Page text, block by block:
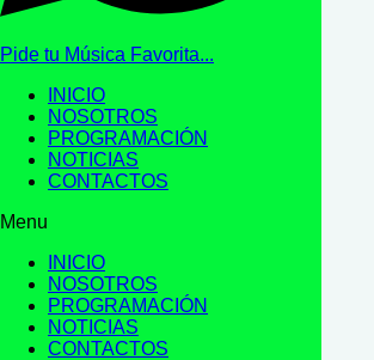
Pide tu Música Favorita...
INICIO
NOSOTROS
PROGRAMACIÓN
NOTICIAS
CONTACTOS
Menu
INICIO
NOSOTROS
PROGRAMACIÓN
NOTICIAS
CONTACTOS